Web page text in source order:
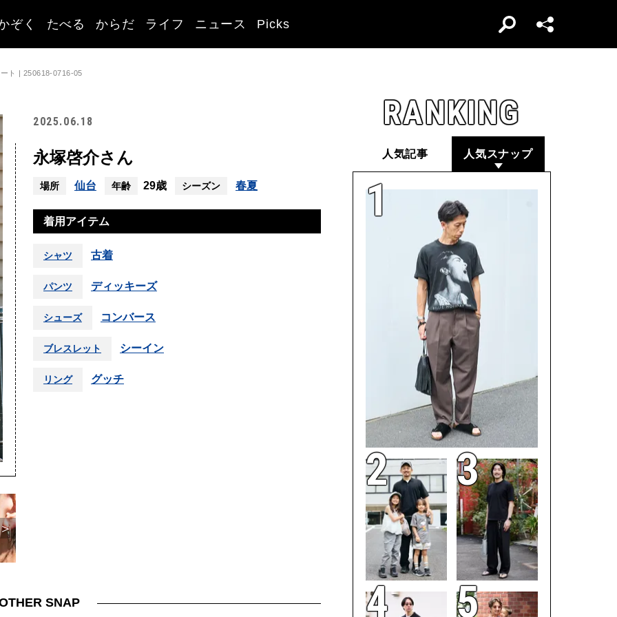
ぞく たべる からだ ライフ ニュース Picks
ト | 250618-0716-05
2025.06.18
永塚啓介さん
場所 仙台 年齢 29歳 シーズン 春夏
着用アイテム
シャツ 古着
パンツ ディッキーズ
シューズ コンバース
ブレスレット シーイン
リング グッチ
SNAP
RANKING
人気記事 人気スナップ